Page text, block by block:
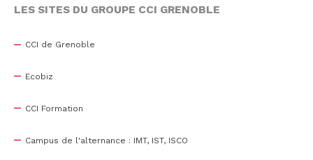
LES SITES DU GROUPE CCI GRENOBLE
CCI de Grenoble
Ecobiz
CCI Formation
Campus de l'alternance : IMT, IST, ISCO